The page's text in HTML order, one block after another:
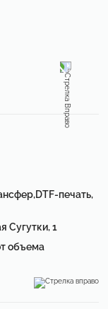
DTF-печать,
Сугутки, 1
объема